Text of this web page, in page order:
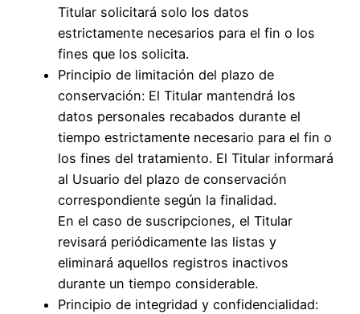
Titular solicitará solo los datos
estrictamente necesarios para el fin o los
fines que los solicita.
Principio de limitación del plazo de
conservación: El Titular mantendrá los
datos personales recabados durante el
tiempo estrictamente necesario para el fin o
los fines del tratamiento. El Titular informará
al Usuario del plazo de conservación
correspondiente según la finalidad.
En el caso de suscripciones, el Titular
revisará periódicamente las listas y
eliminará aquellos registros inactivos
durante un tiempo considerable.
Principio de integridad y confidencialidad: